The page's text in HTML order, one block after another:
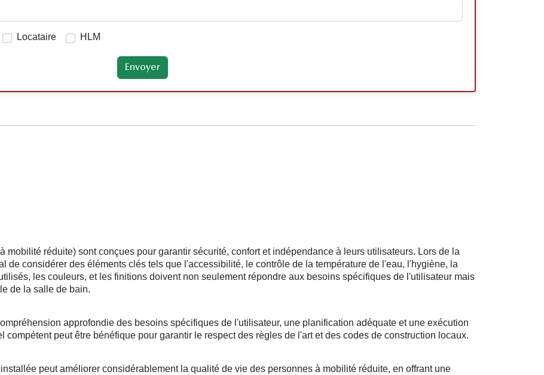
Locataire HLM
mobilité réduite) sont conçues pour garantir sécurité, confort et indépendance à leurs utilisateurs. Lors de la
de considérer des éléments clés tels que l'accessibilité, le contrôle de la température de l'eau, l'hygiène, la
les couleurs, et les finitions doivent non seulement répondre aux besoins spécifiques de l'utilisateur mais
de la salle de bain.
approfondie des besoins spécifiques de l'utilisateur, une planification adéquate et une exécution
peut être bénéfique pour garantir le respect des règles de l'art et des codes de construction locaux.
peut améliorer considérablement la qualité de vie des personnes à mobilité réduite, en offrant une